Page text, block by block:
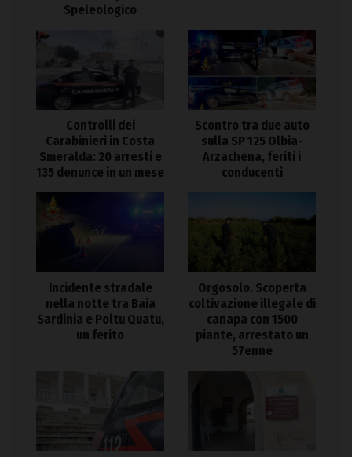
Speleologico
Controlli dei
Carabinieri in Costa
Smeralda: 20 arresti e
135 denunce in un mese
Scontro tra due auto
sulla SP 125 Olbia-
Arzachena, feriti i
conducenti
Incidente stradale
nella notte tra Baia
Sardinia e Poltu Quatu,
un ferito
Orgosolo. Scoperta
coltivazione illegale di
canapa con 1500
piante, arrestato un
57enne